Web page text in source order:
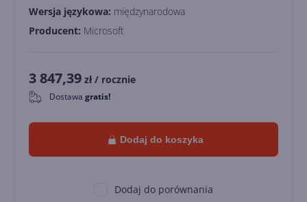
Wersja językowa: międzynarodowa
Producent: Microsoft
3 847,39 zł / rocznie
0 Dostawa gratis!
Dodaj do koszyka
Dodaj do porównania